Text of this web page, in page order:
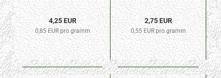
4,25 EUR
0,85 EUR pro gramm
2,75 EUR
0,55 EUR pro gramm